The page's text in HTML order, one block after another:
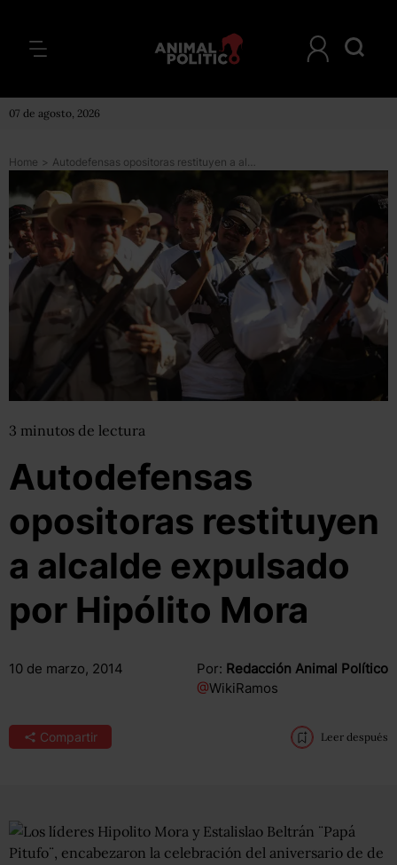
07 de agosto, 2026
Home > Autodefensas opositoras restituyen a alcalde expulsado por Hipólito Mora
3 minutos de lectura
Autodefensas
opositoras restituyen
a alcalde expulsado
por Hipólito Mora
10 de marzo, 2014 Por: Redacción Animal Político
@WikiRamos
Compartir Leer después